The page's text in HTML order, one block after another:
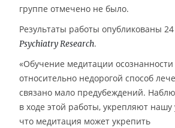
группе отмечено не было.
Результаты работы опубликованы
Psychiatry Research.
«Обучение медитации
относительно недорогой способ
связано мало предубеждений.
в ходе этой работы, укрепляют нашу
что медитация может укрепить